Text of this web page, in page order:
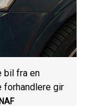
bil fra en
forhandlere gir
NAF